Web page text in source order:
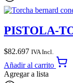
PISTOLA-
$82.697 IVA Incl.
Añadir al carrito
Agregar a lista